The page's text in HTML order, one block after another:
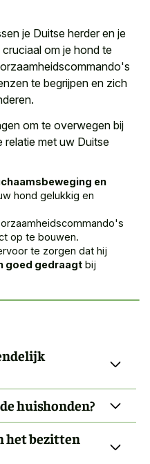
je Duitse herder en je
om je hond te
te begrijpen en zich
om te overwegen bij
met uw Duitse
en
hond gelukkig en
op te bouwen.
te zorgen dat hij
goed gedraagt bij
huishonden?
het bezitten